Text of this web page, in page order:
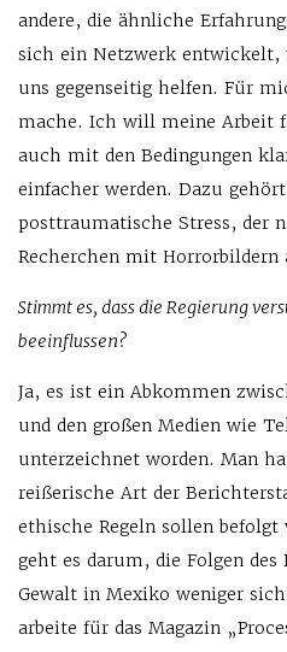
andere, die ähnliche
sich ein Netzwerk entwickelt,
uns gegenseitig helfen. Für
mache. Ich will meine Arbeit
auch mit den Bedingungen
einfacher werden. Dazu
posttraumatische Stress, der
Recherchen mit
Stimmt es, dass die Regierung
beeinflussen?
Ja, es ist ein Abkommen
und den großen Medien wie
unterzeichnet worden. Man
reißerische Art der
ethische Regeln sollen
geht es darum, die Folgen des
Gewalt in Mexiko weniger
arbeite für das Magazin